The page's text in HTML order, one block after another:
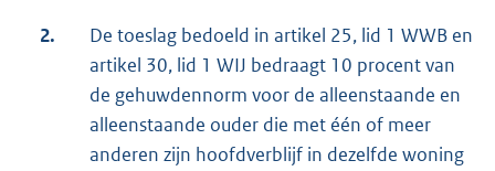
2.
De toeslag bedoeld in artikel 25, lid 1 WWB en
artikel 30, lid 1 WIJ bedraagt 10 procent van
de gehuwdennorm voor de alleenstaande en
alleenstaande ouder die met één of meer
anderen zijn hoofdverblijf in dezelfde woning